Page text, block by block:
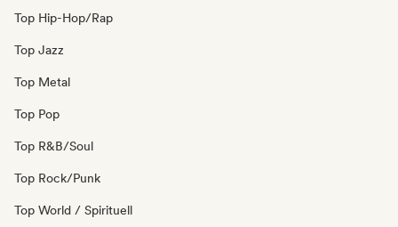
Top Hip-Hop/Rap
Top Jazz
Top Metal
Top Pop
Top R&B/Soul
Top Rock/Punk
Top World / Spirituell